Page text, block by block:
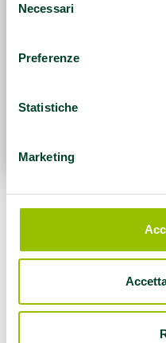
delNecessari
Preferenze
Statistiche
Marketing
La palestra“Well Fit”
ha ottenuto il
che promuove
ed è stata
elenco regionale
all’Azienda USL di